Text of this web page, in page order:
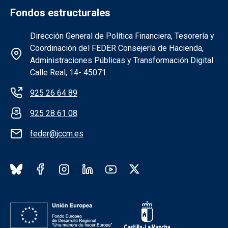
Fondos estructurales
Información de la institución FEDER
Dirección General de Política Financiera, Tesorería y
Coordinación del FEDER Consejería de Hacienda,
Administraciones Públicas y Transformación Digital
Calle Real, 14- 45071
925 26 64 89
925 28 61 08
feder@jccm.es
Redes sociales institución FEDER